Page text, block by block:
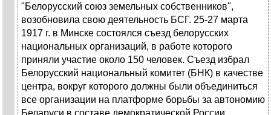
"Белорусский союз земельных собственников",
возобновила свою деятельность БСГ. 25-27 марта
1917 г. в Минске состоялся съезд бе­лорусских
национальных организаций, в работе которого
приняли участие около 150 человек. Съезд избрал
Белорусский национальный комитет (БНК) в качестве
центра, вокруг которого должны были объединиться
все организации на платформе борьбы за автономию